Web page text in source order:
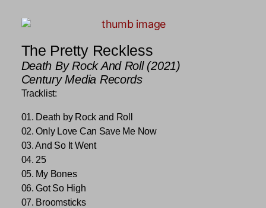
The Pretty Reckless
Death By Rock And Roll (2021)
Century Media Records
Tracklist:
01. Death by Rock and Roll
02. Only Love Can Save Me Now
03. And So It Went
04. 25
05. My Bones
06. Got So High
07. Broomsticks